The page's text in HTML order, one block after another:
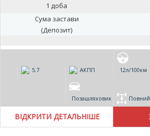
1 доба
Сума застави
(Депозит)
5.7 АКПП 12л/100км
Позашляховик Повний
ВІДКРИТИ ДЕТАЛЬНІШЕ